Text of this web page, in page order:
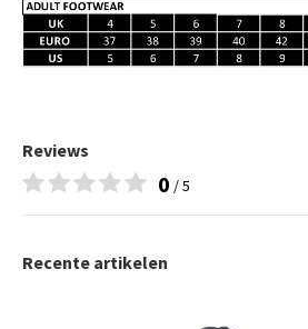
Reviews
0 / 5
Recente artikelen